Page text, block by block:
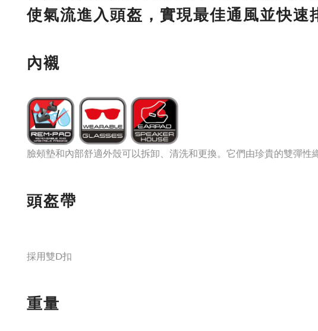
使氣流進入頭盔，實現最佳通風並快速
內襯
臉頰墊和內部舒適外殼可以拆卸、清洗和更換。它們由珍貴的雙彈
頭盔帶
採用雙D扣
重量